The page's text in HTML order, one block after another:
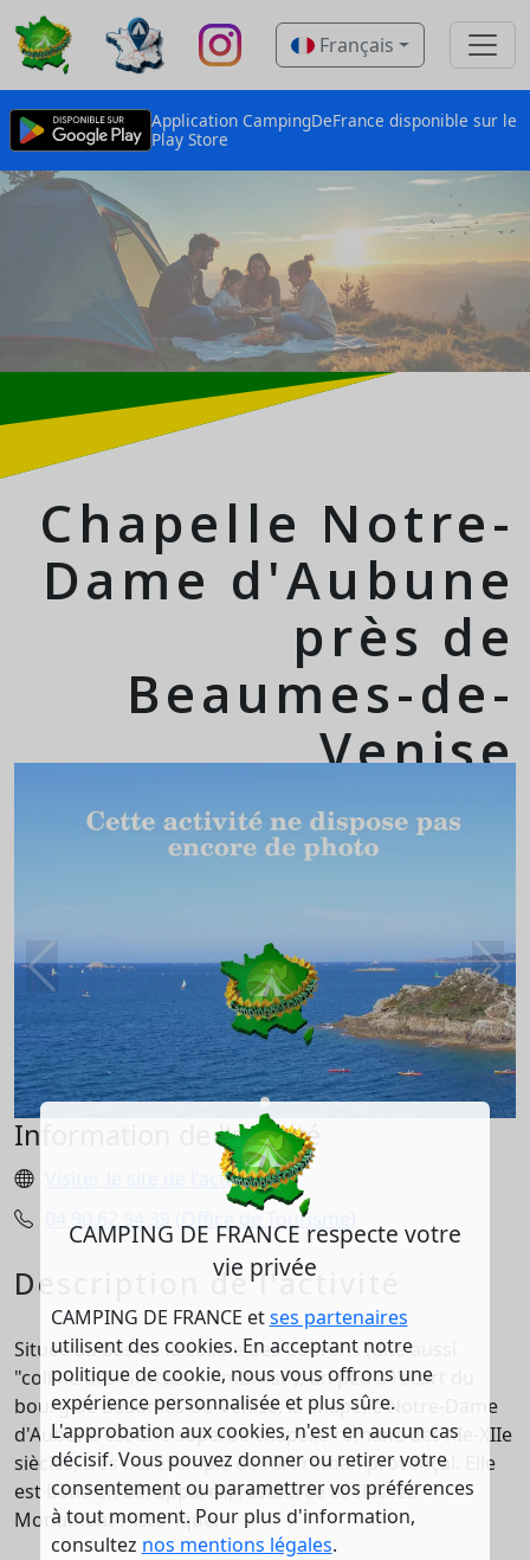
Français
Application CampingDeFrance disponible sur le
Play Store
CAMPING DE FRANCE respecte votre
vie privée
CAMPING DE FRANCE etses partenaires
utilisent des cookies. En acceptant notre
politique de cookie, nous vous offrons une
expérience personnalisée et plus sûre.
L'approbation aux cookies, n'est en aucun cas
décisif. Vous pouvez donner ou retirer votre
consentement ou paramettrer vos préférences
à tout moment. Pour plus d'information,
consultez nos mentions légales.
Chapelle Notre-
Dame d'Aubune
près de
Beaumes-de-
Venise
Information de l'activité
Visiter le site de l'activité
04 90 62 94 39 (Office de Tourisme)
Description de l'activité
Située au bas de la colline des Courens (dite aussi
"colline des Grottes d'Ambrosi"), un peu à l'écart du
bourg de Beaumes-de-Venise, la chapelle Notre-Dame
d'Aubune est une superbe chapelle romane des XIe-XIIe
siècles, très bel exemple de l'art roman provençal. Elle
est bâtie en bel appareil, restaurée et classée
Monument Historique.